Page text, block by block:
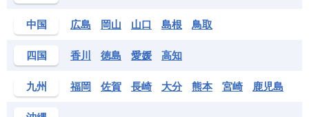
中国 広島 岡山 山口 島根 鳥取
四国 香川 徳島 愛媛 高知
九州 福岡 佐賀 長崎 大分 熊本 宮崎 鹿児島